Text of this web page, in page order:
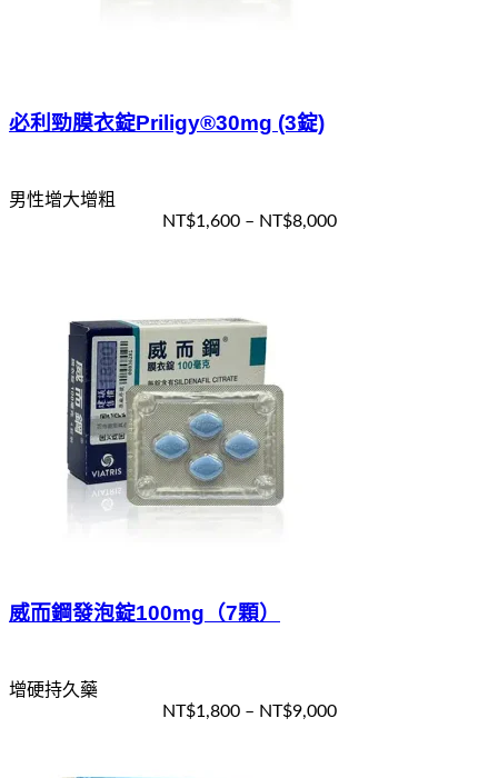
必利勁膜衣錠Priligy®30mg (3錠)
男性增大增粗
NT$1,600– NT$8,000
威而鋼發泡錠100mg（7顆）
增硬持久藥
NT$1,800– NT$9,000